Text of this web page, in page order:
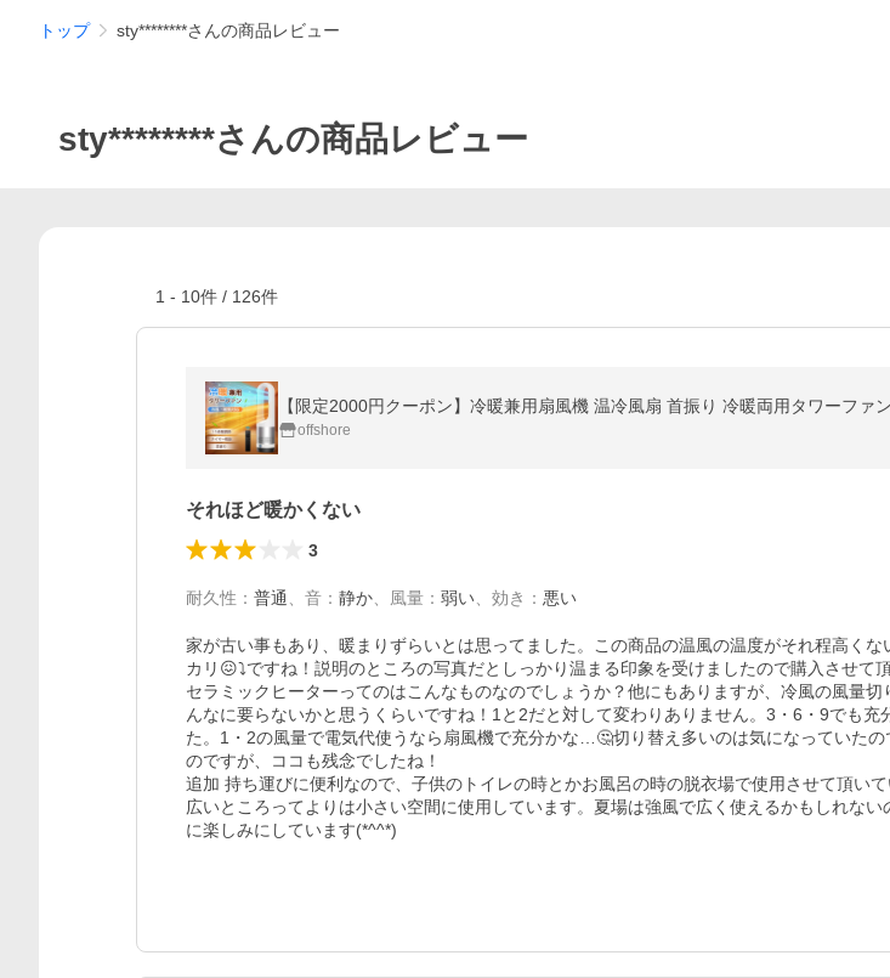
トップ sty********さんの商品レビュー
sty********さんの商品レビュー
1 - 10件 / 126件
offshore
それほど暖かくない
3
耐久性 ： 普通 音 ： 静か 風量 ： 弱い 効き ： 悪い
家が古い事もあり、暖まりずらいとは思ってました。この商品の温風の温度がそれ程高くな
カリ😖⤵ですね！説明のところの写真だとしっかり温まる印象を受けましたので購入させて頂
セラミックヒーターってのはこんなものなのでしょうか？他にもありますが、冷風の風量切
んなに要らないかと思うくらいですね！1と2だと対して変わりありません。3・6・9でも充
た。1・2の風量で電気代使うなら扇風機で充分かな…🤔切り替え多いのは気になっていたの
のですが、ココも残念でしたね！
追加 持ち運びに便利なので、子供のトイレの時とかお風呂の時の脱衣場で使用させて頂いて
広いところってよりは小さい空間に使用しています。夏場は強風で広く使えるかもしれない
に楽しみにしています(*^^*)